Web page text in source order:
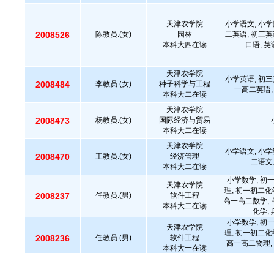
2008526 陈教员.(女)
天津农学院
园林
本科大四在读
小学语文, 小
二英语, 初三
口语, 英
2008484 李教员.(女)
天津农学院
种子科学与工程
本科大二在读
小学英语, 初
一高二英语
2008473 杨教员.(女)
天津农学院
国际经济与贸易
本科大二在读
2008470 王教员.(女)
天津农学院
经济管理
本科大二在读
小学语文, 小
二语
2008237 任教员.(男)
天津农学院
软件工程
本科大二在读
小学数学, 初
理, 初一初二
高一高二数学,
化学,
2008236 任教员.(男)
天津农学院
软件工程
本科大一在读
小学数学, 初
理, 初一初二
高一高二物理